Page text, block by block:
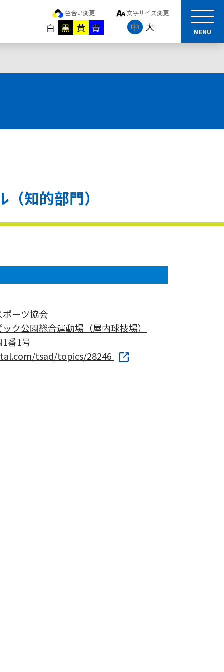
色合い変更
白 黒 黄 青
文字サイズ変更
中 大 MENU
知的部門）
ーツ協会
ク公園総合運動場（屋内球技場）
番1号
tsad/topics/28246